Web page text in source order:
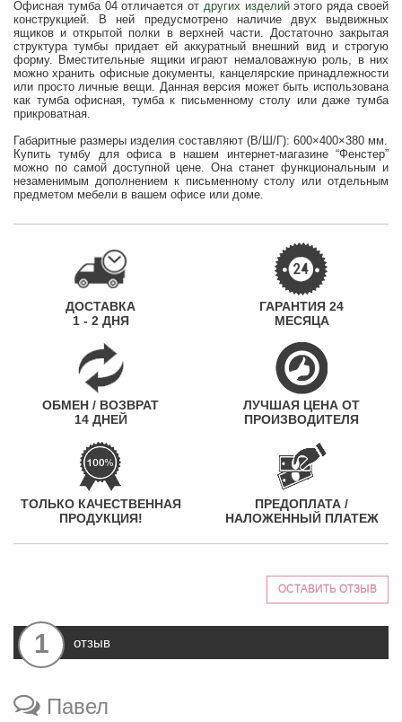
Офисная тумба 04 отличается от других изделийэтого ряда своей
конструкцией. В ней предусмотрено наличие двух выдвижных
ящиков и открытой полки в верхней части. Достаточно закрытая
структура тумбы придает ей аккуратный внешний вид и строгую
форму. Вместительные ящики играют немаловажную роль, в них
можно хранить офисные документы, канцелярские принадлежности
или просто личные вещи. Данная версия может быть использована
как тумба офисная, тумба к письменному столу или даже тумба
прикроватная.
Габаритные размеры изделия составляют (В/Ш/Г): 600×400×380 мм.
Купить тумбу для офиса в нашем интернет-магазине “Фенстер”
можно по самой доступной цене. Она станет функциональным и
незаменимым дополнением к письменному столу или отдельным
предметом мебели в вашем офисе или доме.
ДОСТАВКА
1 - 2 ДНЯ
ГАРАНТИЯ 24
МЕСЯЦА
ОБМЕН / ВОЗВРАТ
14 ДНЕЙ
ЛУЧШАЯ ЦЕНА ОТ
ПРОИЗВОДИТЕЛЯ
ТОЛЬКО КАЧЕСТВЕННАЯ
ПРОДУКЦИЯ!
ПРЕДОПЛАТА /
НАЛОЖЕННЫЙ ПЛАТЕЖ
ОСТАВИТЬ ОТЗЫВ
1 отзыв
Павел